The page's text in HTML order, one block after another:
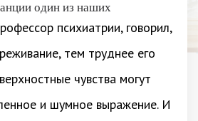
один из наших
психиатрии, говорил,
тем труднее его
чувства могут
и шумное выражение. И